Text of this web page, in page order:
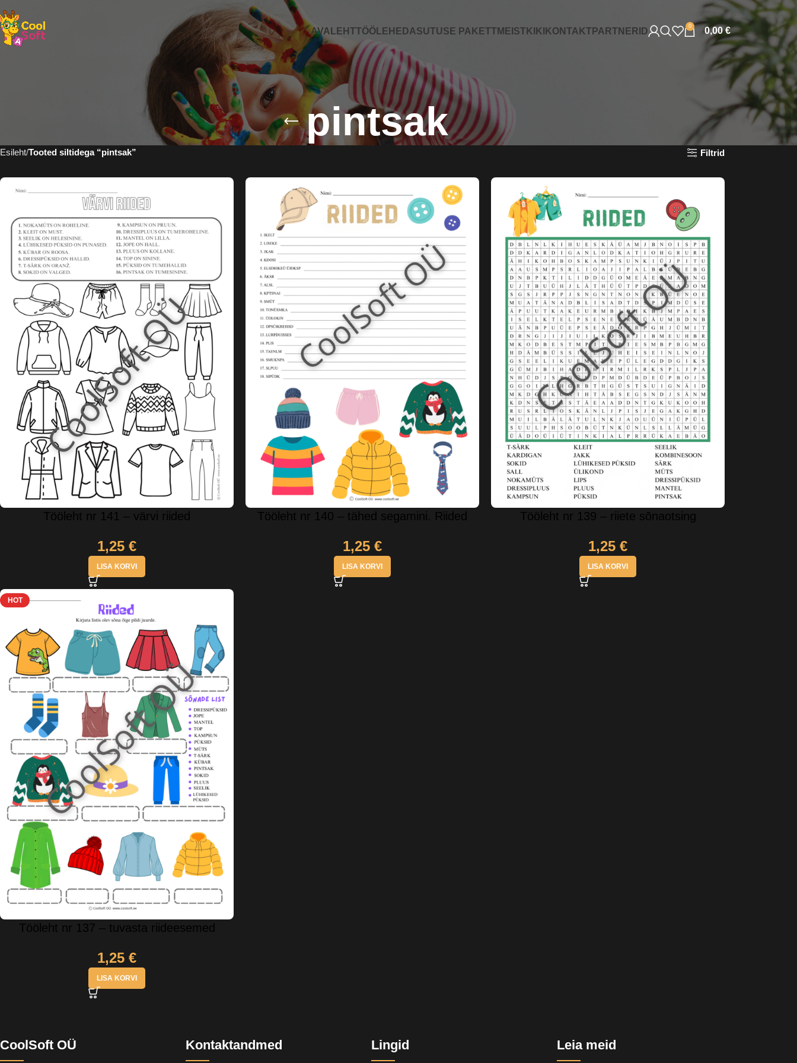
AVALEHTTÖÖLEHEDASUTUSE PAKETTMEISTKIKI KONTAKTPARTNERID 0 0,00€
pintsak
Esileht Tooted siltidega “pintsak” Filtrid
Tööleht nr 141 – värvi riided
1,25 €
LISA KORVI
Tööleht nr 140 – tähed segamini. Riided
1,25 €
LISA KORVI
Tööleht nr 139 – riiete sõnaotsing
1,25 €
LISA KORVI
HOT
Tööleht nr 137 – tuvasta riideesemed
1,25 €
LISA KORVI
CoolSoft OÜ Kontaktandmed Lingid Leia meid